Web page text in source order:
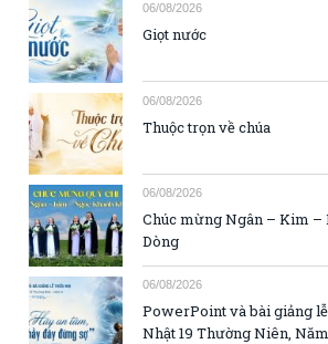
06/08/2026
Giọt nước
06/08/2026
Thuộc trọn về chúa
06/08/2026
Chúc mừng Ngân – Kim –
Dòng
06/08/2026
PowerPoint và bài giảng
Nhật 19 Thường Niên,